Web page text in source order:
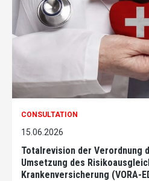
CONSULTATION
15.06.2026
Totalrevision der Verordnung
Umsetzung des
Krankenversicherung (VORA-